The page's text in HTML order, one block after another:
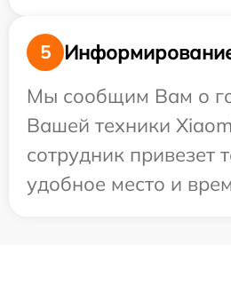
5
Мы сообщим Вам о
Вашей техники
сотрудник привезет
удобное место и